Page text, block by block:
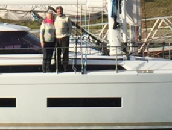
LE SITE
NOTRE
PROJET DE
SUR GAIA